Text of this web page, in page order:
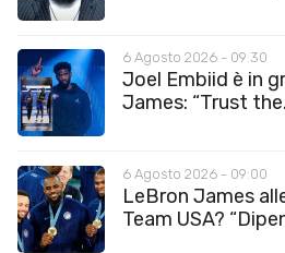
6 Agosto 2026 - 09:30
Joel Embiid è in
James: “Trust
6 Agosto 2026 - 09:00
LeBron James
Team USA?